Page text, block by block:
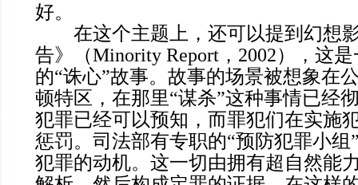
好。
在这个主题上，还可以提到幻想
告》（Minority Report，2002），这
的“诛心”故事。故事的场景被想象在
顿特区，在那里“谋杀”这种事情已
犯罪已经可以预知，而罪犯们在实施
惩罚。司法部有专职的“预防犯罪小组
犯罪的动机。这一切由拥有超自然能